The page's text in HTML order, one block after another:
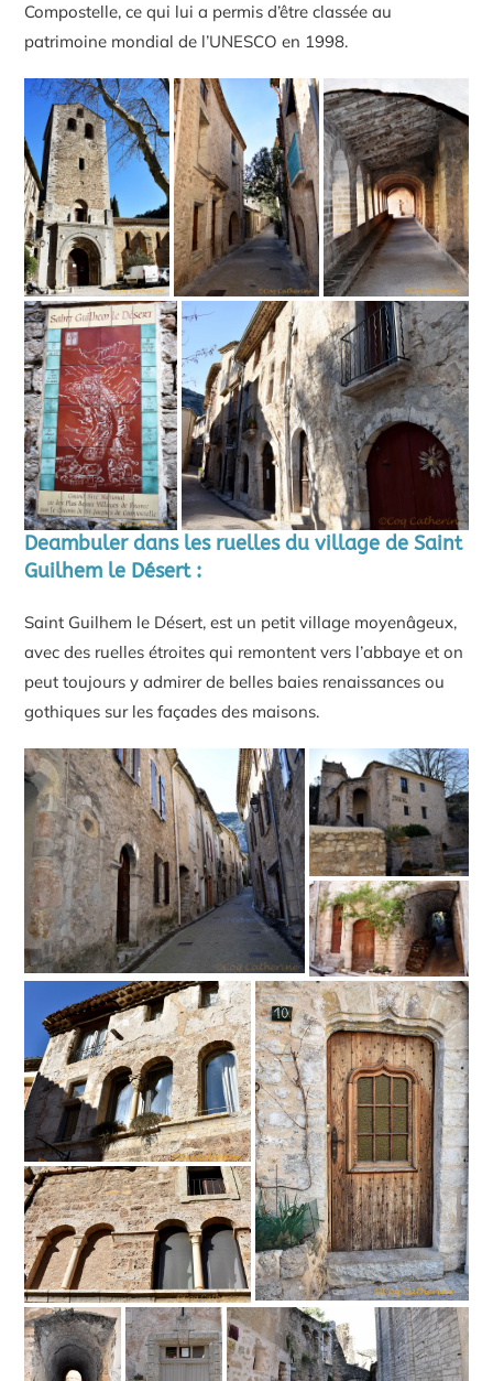
Compostelle, ce qui lui a permis d’être classée au
patrimoine mondial de l’UNESCO en 1998.
Deambuler dans les ruelles du village de Saint
Guilhem le Désert :
Saint Guilhem le Désert, est un petit village moyenâgeux,
avec des ruelles étroites qui remontent vers l’abbaye et on
peut toujours y admirer de belles baies renaissances ou
gothiques sur les façades des maisons.